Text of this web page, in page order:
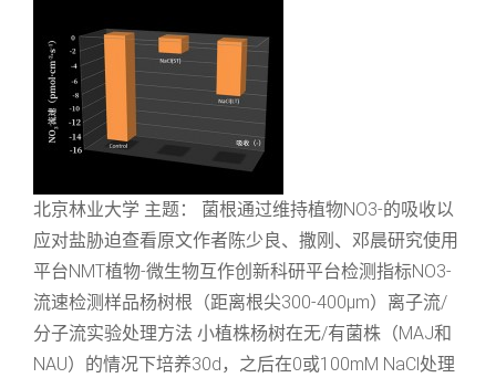
北京林业大学 主题： 菌根通过维持植物NO3-的吸收以
应对盐胁迫查看原文作者陈少良、撒刚、邓晨研究使用
平台NMT植物-微生物互作创新科研平台检测指标NO3-
流速检测样品杨树根（距离根尖300-400μm）离子流/
分子流实验处理方法 小植株杨树在无/有菌株（MAJ和
NAU）的情况下培养30d，之后在0或100mM NaCl处理